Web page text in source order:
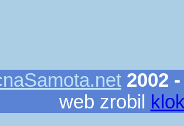
2002
web zrobil